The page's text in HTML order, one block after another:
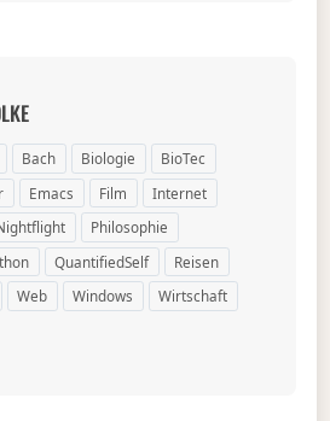
Bach Biologie
BioTec
Emacs Film
Internet
Philosophie
QuantifiedSelf
Reisen
Web Windows
Wirtschaft